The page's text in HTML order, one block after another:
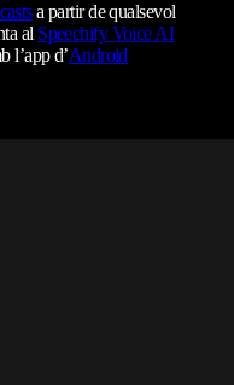
a partir de qualsevol
al Speechify Voice AI
l’app d’Android